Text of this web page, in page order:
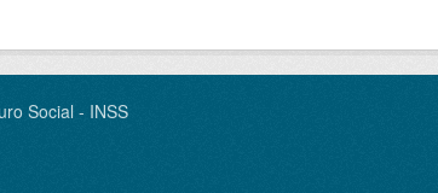
Social - INSS